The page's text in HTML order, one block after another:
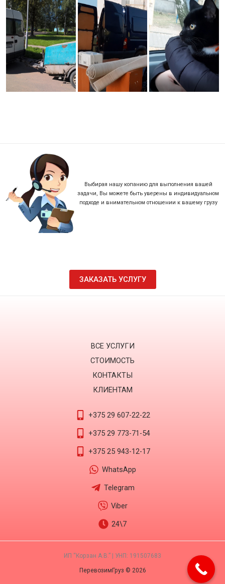
Выбирая нашу копанию для выполнения вашей
задачи, Вы можете быть уверены в индивидуальном
подходе и внимательном отношении к вашему грузу
ЗАКАЗАТЬ УСЛУГУ
ВСЕ УСЛУГИ
СТОИМОСТЬ
КОНТАКТЫ
КЛИЕНТАМ
+375 29 607-22-22
+375 29 773-71-54
+375 25 943-12-17
WhatsApp
Telegram
Viber
24\7
ИП “Корзан А.В.” | УНП: 191507683
ПеревозимГруз © 2026